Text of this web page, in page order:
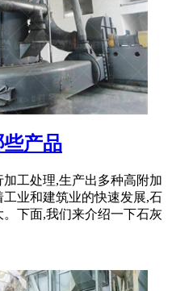
产品
工处理,生产出多种高附加
业和建筑业的快速发展,石
下面,我们来介绍一下石灰